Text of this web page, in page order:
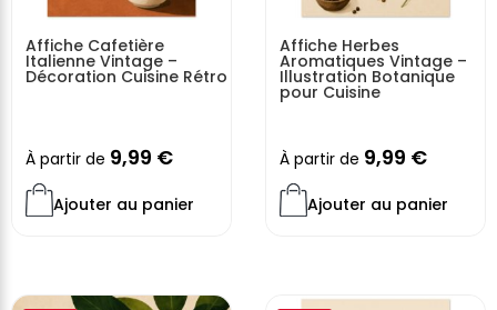
Affiche Cafetière
Italienne Vintage –
Décoration Cuisine Rétro
À partir de 9,99 €
Ajouter au panier
Affiche Herbes
Aromatiques Vintage –
Illustration Botanique
pour Cuisine
À partir de 9,99 €
Ajouter au panier